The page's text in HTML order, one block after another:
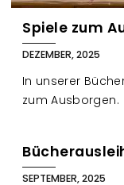
Spiele zum
DEZEMBER, 2025
In unserer
zum Ausborgen.
SEPTEMBER, 2025